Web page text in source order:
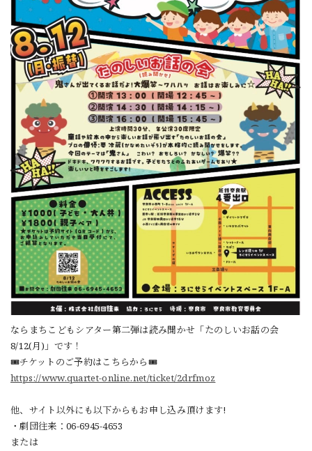
ならまちこどもシアター第二弾は読み聞かせ「たのしいお話の会
8/12(月) 」です！
🎟️チケットのご予約はこちらから 🎟️
https://www.quartet-online.net/ticket/2drfmoz
他、サイト以外にも以下からもお申し込み頂けます!
・劇団往来： 06-6945-4653
または